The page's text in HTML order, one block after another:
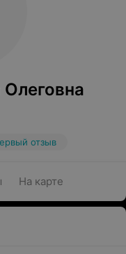
отзыв
На карте